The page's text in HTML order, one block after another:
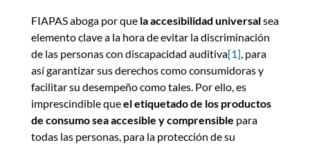
FIAPAS aboga por que la accesibilidad universalsea
elemento clave a la hora de evitar la discriminación
de las personas con discapacidad auditiva[1] , para
así garantizar sus derechos como consumidoras y
facilitar su desempeño como tales. Por ello, es
imprescindible queel etiquetado de los productos
de consumo sea accesible y comprensible para
todas las personas, para la protección de su